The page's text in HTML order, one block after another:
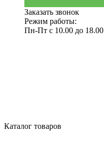
Заказать звонок
Режим работы:
Пн-Пт с 10.00 до 18.00
Каталог товаров